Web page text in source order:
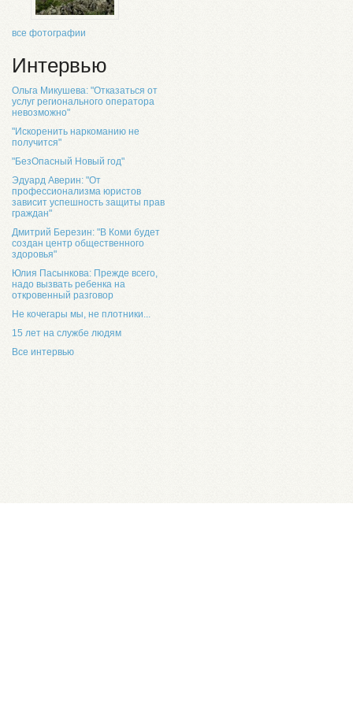
все фотографии
Интервью
Ольга Микушева: "Отказаться от
услуг регионального оператора
невозможно"
"Искоренить наркоманию не
получится"
"БезОпасный Новый год"
Эдуард Аверин: "От
профессионализма юристов
зависит успешность защиты прав
граждан"
Дмитрий Березин: "В Коми будет
создан центр общественного
здоровья"
Юлия Пасынкова: Прежде всего,
надо вызвать ребенка на
откровенный разговор
Не кочегары мы, не плотники...
15 лет на службе людям
Все интервью